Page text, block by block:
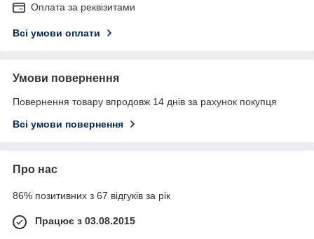
Оплата за реквізитами
Всі умови оплати
Умови повернення
Повернення товару впродовж 14 днів за рахунок покупця
Всі умови повернення
Про нас
86% позитивних з 67 відгуків за рік
Працює з 03.08.2015